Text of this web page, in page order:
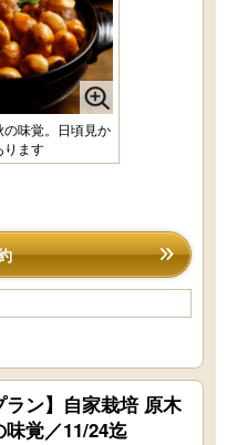
の味覚。日頃見か
ります
ラン】自家栽培 原木
覚／11/24迄